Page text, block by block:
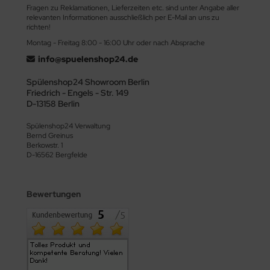
Fragen zu Reklamationen, Lieferzeiten etc. sind unter Angabe aller
relevanten Informationen ausschließlich per E-Mail an uns zu
richten!
Montag - Freitag 8:00 - 16:00 Uhr oder nach Absprache
info@spuelenshop24.de
Spülenshop24 Showroom Berlin
Friedrich - Engels - Str. 149
D-13158 Berlin
Spülenshop24 Verwaltung
Bernd Greinus
Berkowstr. 1
D-16562 Bergfelde
Bewertungen